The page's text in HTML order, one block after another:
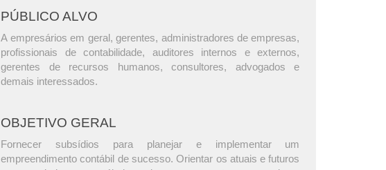
PÚBLICO ALVO
A empresários em geral, gerentes, administradores de empresas,
profissionais de contabilidade, auditores internos e externos,
gerentes de recursos humanos, consultores, advogados e
demais interessados.
OBJETIVO GERAL
Fornecer subsídios para planejar e implementar um
empreendimento contábil de sucesso. Orientar os atuais e futuros